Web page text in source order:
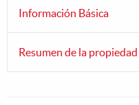
Información Básica
Resumen de la propiedad